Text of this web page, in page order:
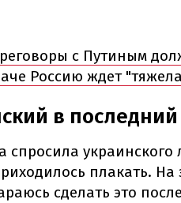
с Путиным
Россию ждет
в
спросила украинского
плакать. На
сделать это